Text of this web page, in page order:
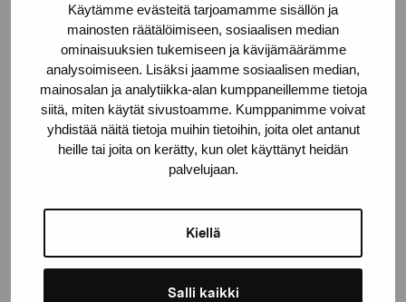
Käytämme evästeitä tarjoamamme sisällön ja
mainosten räätälöimiseen, sosiaalisen median
ominaisuuksien tukemiseen ja kävijämäärämme
analysoimiseen. Lisäksi jaamme sosiaalisen median,
mainosalan ja analytiikka-alan kumppaneillemme tietoja
siitä, miten käytät sivustoamme. Kumppanimme voivat
yhdistää näitä tietoja muihin tietoihin, joita olet antanut
heille tai joita on kerätty, kun olet käyttänyt heidän
palvelujaan.
Kiellä
Salli kaikki
Stiftelsen Pro Artibus
Gustav Wasas gata 11
10600 Ekenäs
proartibus@proartibus.fi
+358 (0)50 371 6339
Kontakta oss